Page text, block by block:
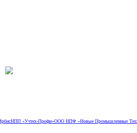
НПП «Учтех-Профи»ООО НПФ «Новые Промышленные